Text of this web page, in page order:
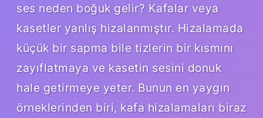
ses neden boğuk gelir? Kafalar veya
kasetler yanlış hizalanmıştır. Hizalamada
küçük bir sapma bile tizlerin bir kısmını
zayıflatmaya ve kasetin sesini donuk
hale getirmeye yeter. Bunun en yaygın
örneklerinden biri, kafa hizalamaları biraz